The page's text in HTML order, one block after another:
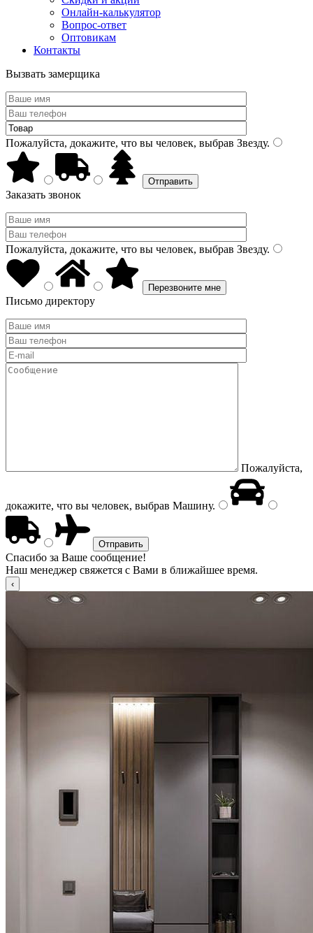
Онлайн-калькулятор
Вопрос-ответ
Оптовикам
Контакты
Вызвать замерщика
Пожалуйста, докажите, что вы человек, выбрав Звезду.
Заказать звонок
Пожалуйста, докажите, что вы человек, выбрав Звезду.
Письмо директору
Пожалуйста,
докажите, что вы человек, выбрав Машину.
Спасибо за Ваше сообщение!
Наш менеджер свяжется с Вами в ближайшее время.